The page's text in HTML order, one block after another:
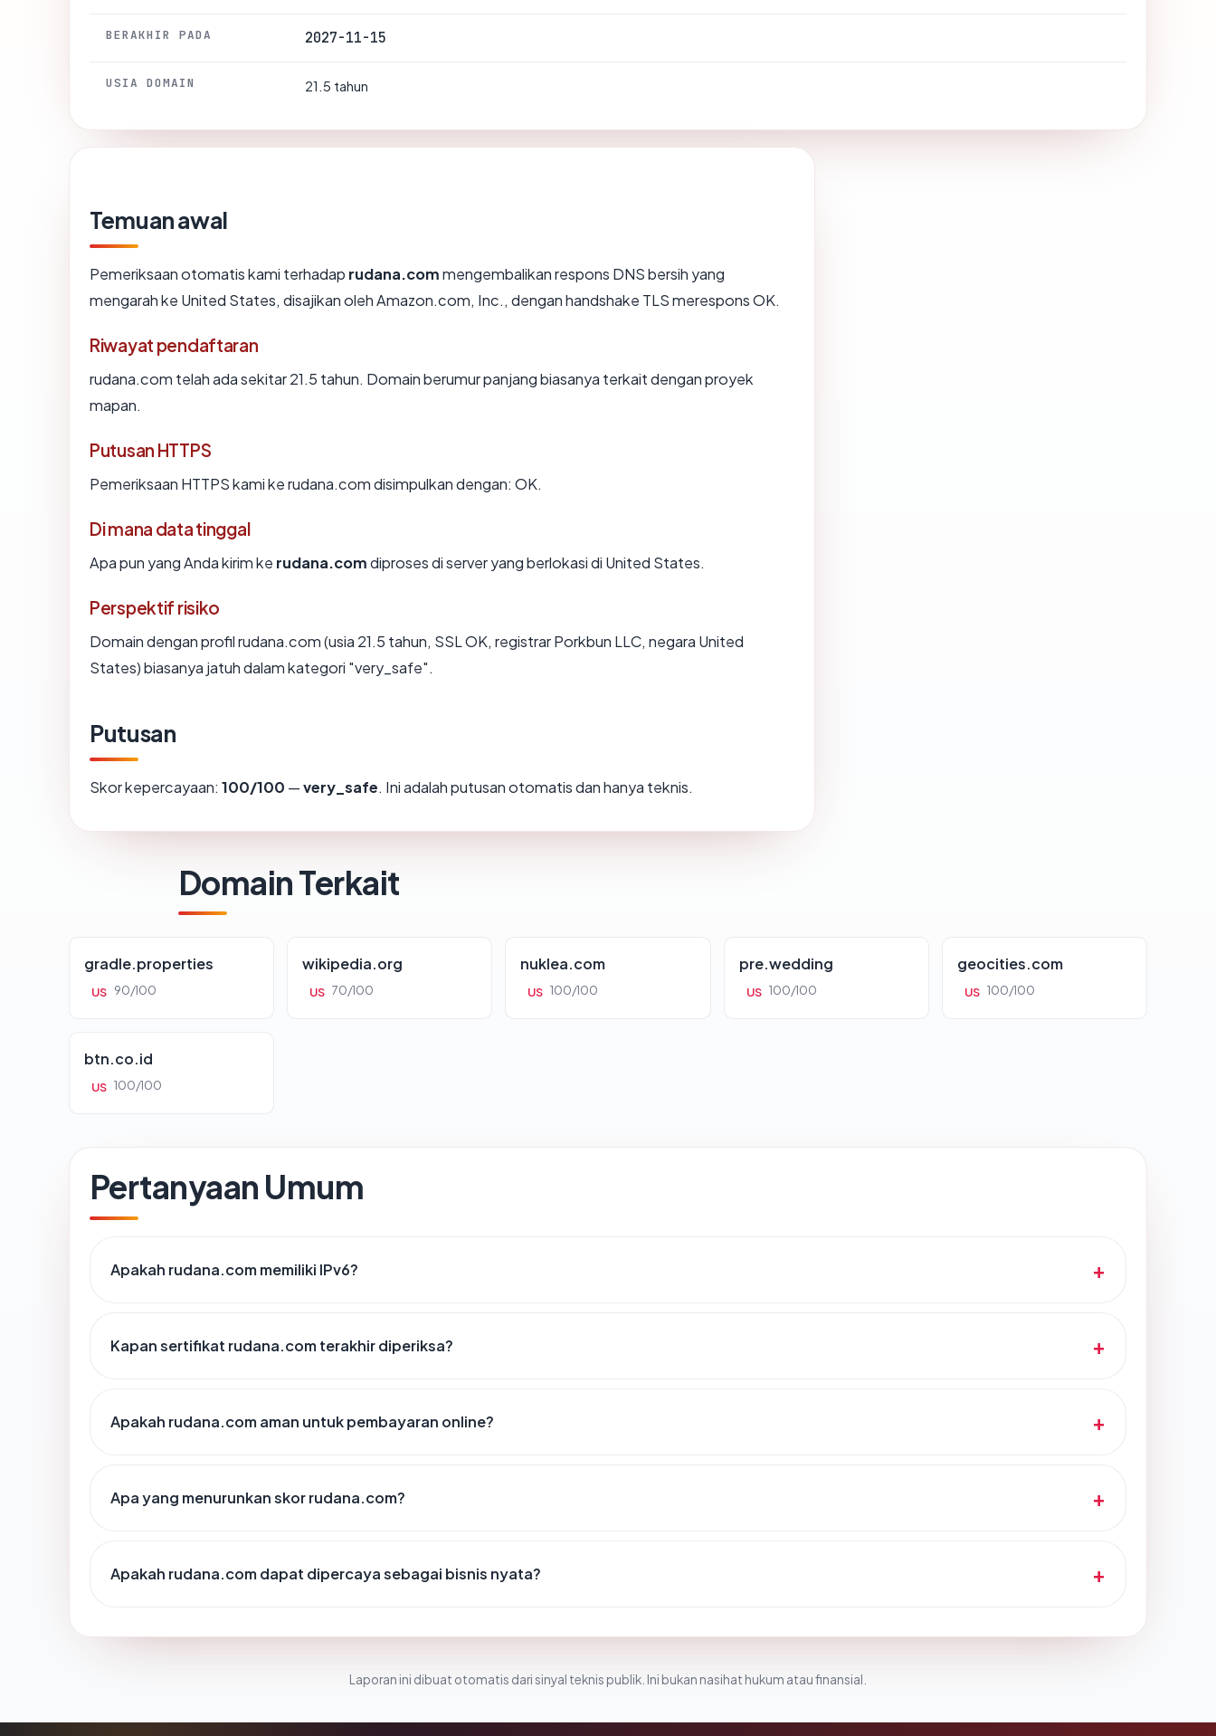
BERAKHIR PADA 2027-11-15
USIA DOMAIN 21.5 tahun
Temuan awal
Pemeriksaan otomatis kami terhadap rudana.commengembalikan respons DNS bersih yang
mengarah ke United States, disajikan oleh Amazon.com, Inc., dengan handshake TLS merespons OK.
Riwayat pendaftaran
rudana.com telah ada sekitar 21.5 tahun. Domain berumur panjang biasanya terkait dengan proyek
mapan.
Putusan HTTPS
Pemeriksaan HTTPS kami ke rudana.com disimpulkan dengan: OK.
Di mana data tinggal
Apa pun yang Anda kirim ke rudana.comdiproses di server yang berlokasi di United States.
Perspektif risiko
Domain dengan profil rudana.com (usia 21.5 tahun, SSL OK, registrar Porkbun LLC, negara United
States) biasanya jatuh dalam kategori "very_safe".
Putusan
Skor kepercayaan: 100/100 —very_safe. Ini adalah putusan otomatis dan hanya teknis.
Domain Terkait
gradle.properties
US 90/100
wikipedia.org
US 70/100
nuklea.com
US 100/100
pre.wedding
US 100/100
geocities.com
US 100/100
btn.co.id
US 100/100
Pertanyaan Umum
Apakah rudana.com memiliki IPv6?
Kapan sertifikat rudana.com terakhir diperiksa?
Apakah rudana.com aman untuk pembayaran online?
Apa yang menurunkan skor rudana.com?
Apakah rudana.com dapat dipercaya sebagai bisnis nyata?
Laporan ini dibuat otomatis dari sinyal teknis publik. Ini bukan nasihat hukum atau finansial.